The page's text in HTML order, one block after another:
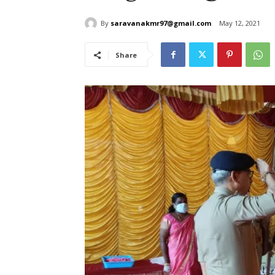
By saravanakmr97@gmail.com May 12, 2021
Share